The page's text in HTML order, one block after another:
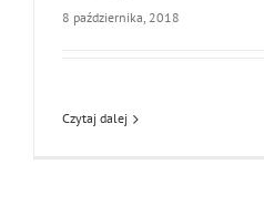
8 października, 2018
Czytaj dalej